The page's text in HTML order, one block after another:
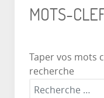
MOTS-
Taper vos mots
recherche